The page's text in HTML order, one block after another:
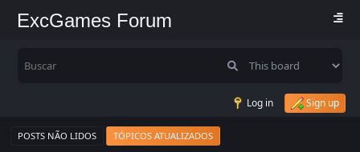
ExcGames Forum
Log in Sign up
POSTS NÃO LIDOS TÓPICOS ATUALIZADOS